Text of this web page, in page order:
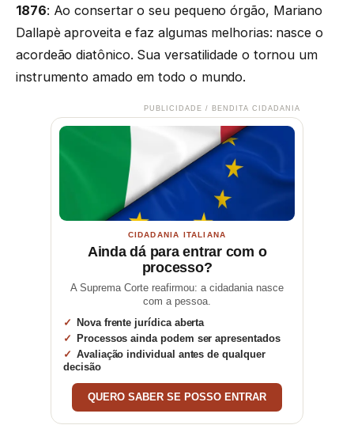
1876: Ao consertar o seu pequeno órgão, Mariano
Dallapè aproveita e faz algumas melhorias: nasce o
acordeão diatônico. Sua versatilidade o tornou um
instrumento amado em todo o mundo.
PUBLICIDADE / BENDITA CIDADANIA
CIDADANIA ITALIANA
Ainda dá para entrar com o
processo?
A Suprema Corte reafirmou: a cidadania nasce
com a pessoa.
Nova frente jurídica aberta
Processos ainda podem ser apresentados
Avaliação individual antes de qualquer
decisão
QUERO SABER SE POSSO ENTRAR